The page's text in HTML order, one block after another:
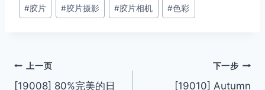
标
#胶片 #胶片摄影 #胶片相机 #色彩
文上一页
[19008] 80%完美的日
下一步
[19010] Autumn